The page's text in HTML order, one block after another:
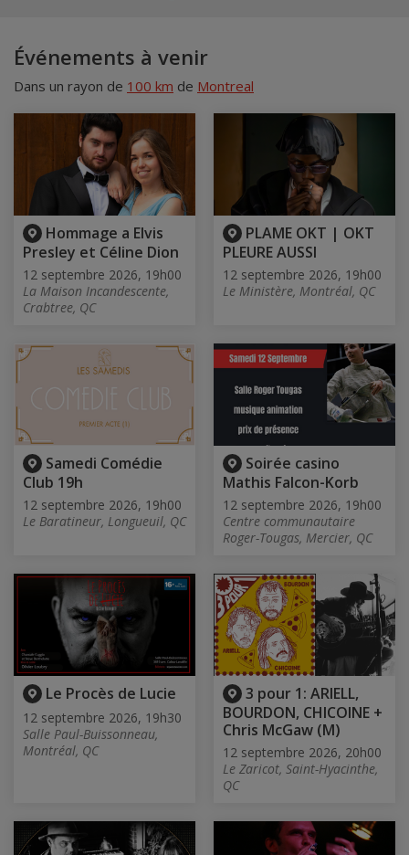
Événements à venir
Dans un rayon de 100 km de Montreal
Hommage a Elvis
Presley et Céline Dion
12 septembre 2026, 19h00
La Maison Incandescente,
Crabtree, QC
PLAME OKT | OKT
PLEURE AUSSI
12 septembre 2026, 19h00
Le Ministère, Montréal, QC
Samedi Comédie
Club 19h
12 septembre 2026, 19h00
Le Baratineur, Longueuil, QC
Soirée casino
Mathis Falcon-Korb
12 septembre 2026, 19h00
Centre communautaire
Roger-Tougas, Mercier, QC
Le Procès de Lucie
12 septembre 2026, 19h30
Salle Paul-Buissonneau,
Montréal, QC
3 pour 1: ARIELL,
BOURDON, CHICOINE +
Chris McGaw (M)
12 septembre 2026, 20h00
Le Zaricot, Saint-Hyacinthe,
QC